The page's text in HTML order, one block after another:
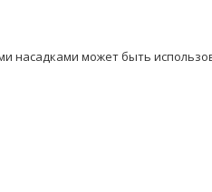
насадками может быть